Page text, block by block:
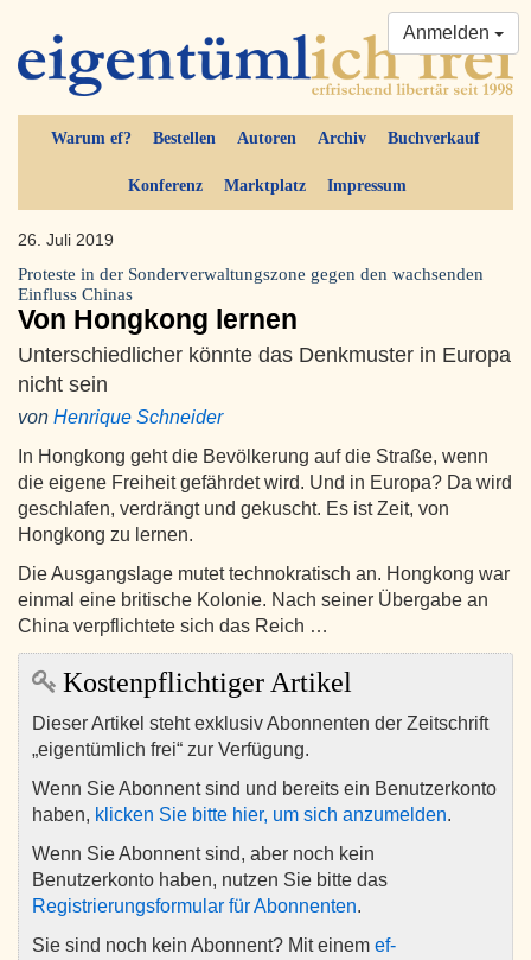
Warum ef? Bestellen Autoren Archiv Buchverkauf
Konferenz Marktplatz Impressum
Anmelden
26. Juli 2019
Proteste in der Sonderverwaltungszone gegen den wachsenden
Einfluss Chinas
Von Hongkong lernen
Unterschiedlicher könnte das Denkmuster in Europa
nicht sein
von Henrique Schneider
In Hongkong geht die Bevölkerung auf die Straße, wenn
die eigene Freiheit gefährdet wird. Und in Europa? Da wird
geschlafen, verdrängt und gekuscht. Es ist Zeit, von
Hongkong zu lernen.
Die Ausgangslage mutet technokratisch an. Hongkong war
einmal eine britische Kolonie. Nach seiner Übergabe an
China verpflichtete sich das Reich …
Kostenpflichtiger Artikel
Dieser Artikel steht exklusiv Abonnenten der Zeitschrift
„eigentümlich frei“ zur Verfügung.
Wenn Sie Abonnent sind und bereits ein Benutzerkonto
haben, klicken Sie bitte hier, um sich anzumelden.
Wenn Sie Abonnent sind, aber noch kein
Benutzerkonto haben, nutzen Sie bitte das
Registrierungsformular für Abonnenten.
Sie sind noch kein Abonnent? Mit einem ef-